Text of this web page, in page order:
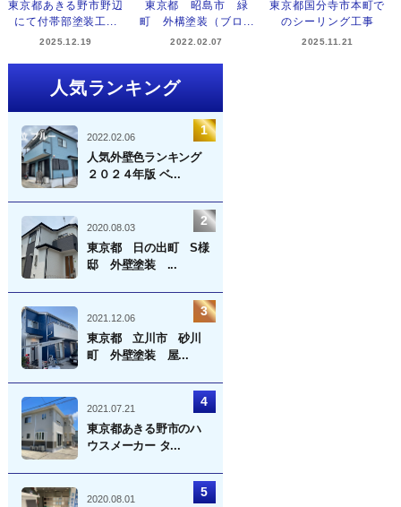
東京都あきる野市野辺
にて付帯部塗装工...
2025.12.19
東京都 昭島市 緑
町 外構塗装（ブロ...
2022.02.07
東京都国分寺市本町で
のシーリング工事
2025.11.21
人気ランキング
2022.02.06
人気外壁色ランキング
２０２４年版 ベ...
2020.08.03
東京都 日の出町 S様
邸 外壁塗装 ...
2021.12.06
東京都 立川市 砂川
町 外壁塗装 屋...
2021.07.21
東京都あきる野市のハ
ウスメーカー タ...
2020.08.01